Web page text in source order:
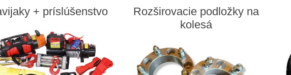
+ príslúšenstvo
Rozširovacie podložky na
kolesá